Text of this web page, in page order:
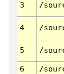
3 /
4 /
5 /
6 /